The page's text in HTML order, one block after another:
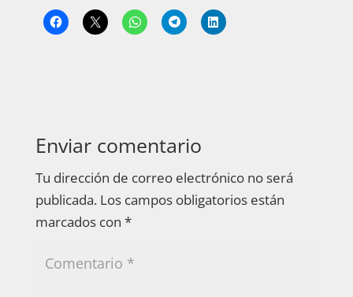
Enviar comentario
Tu dirección de correo electrónico no será
publicada. Los campos obligatorios están
marcados con *